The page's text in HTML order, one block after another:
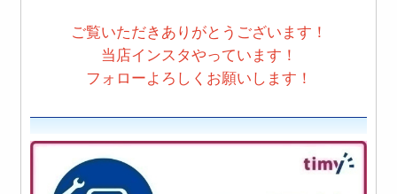
ご覧いただきありがとうございます！
当店インスタやっています！
フォローよろしくお願いします！